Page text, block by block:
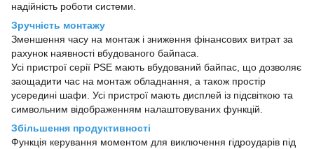
надійність роботи системи.
Зручність монтажу
Зменшення часу на монтаж і зниження фінансових витрат за
рахунок наявності вбудованого байпаса.
Усі пристрої серії PSE мають вбудований байпас, що дозволяє
заощадити час на монтаж обладнання, а також простір
усередині шафи. Усі пристрої мають дисплей із підсвіткою та
символьним відображенням налаштовуваних функцій.
Збільшення продуктивності
Функція керування моментом для виключення гідроударів під